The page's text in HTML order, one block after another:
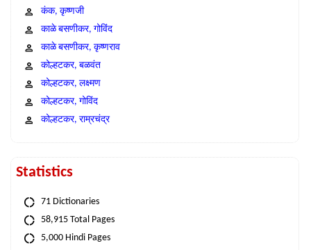
कंक, कृष्णजी
काळे बसणीकर, गोविंद
काळे बसणीकर, कृष्णराव
कोल्हटकर, बळवंत
कोल्हटकर, लक्ष्मण
कोल्हटकर, गोविंद
कोल्हटकर, राम्रचंद्र
Statistics
71 Dictionaries
58,915 Total Pages
5,000 Hindi Pages